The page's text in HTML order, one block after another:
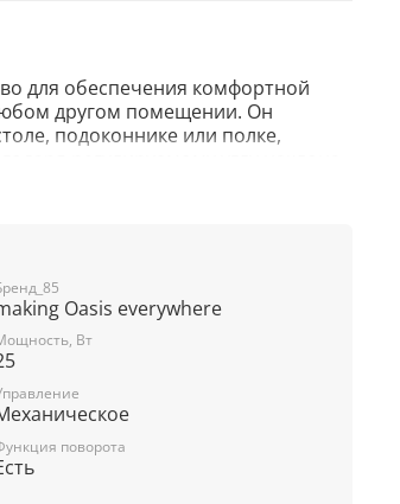
для обеспечения комфортной
другом помещении. Он
подоконнике или полке,
регулируемому углу наклона,
туда, где это необходимо.
переключаются с помощью
на компактные размеры,
обдув, создавая приятный поток
шума остаётся минимальным,
в рабочих зонах или
и надёжную работу
Oasis everywhere
Вт
поворота